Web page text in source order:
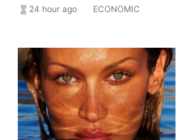
hourglass_full 24 hour ago ECONOMIC